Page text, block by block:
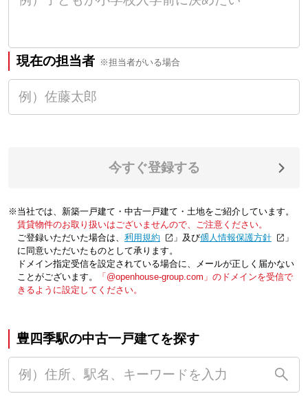
現在の担当者 ※担当者がいる場合
今すぐ登録する
※当社では、新築一戸建て・中古一戸建て・土地をご紹介しています。
賃貸物件のお取り扱いはございませんので、ご注意ください。
ご登録いただいた場合は、「利用規約 」及び「個人情報保護方針
」
に同意いただいたものとして承ります。
ドメイン指定受信を設定されている場合に、メールが正しく届かない
ことがございます。
「@openhouse-group.com」のドメインを受信で
きるように設定してください。
豊四季駅の中古一戸建てを探す